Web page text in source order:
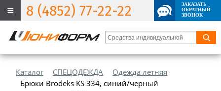
8 (4852) 77-22-22
ЗАКАЗАТЬ
ОБРАТНЫЙ
ЗВОНОК
Каталог СПЕЦОДЕЖДА
Одежда летняя
Брюки Brodeks KS 334, синий/черный